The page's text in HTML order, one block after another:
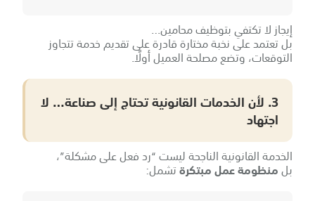
إيجاز لا تكتفي بتوظيف محامين…
بل تعتمد على نخبة مختارة قادرة على تقديم خدمة تتجاوز
التوقعات، وتضع مصلحة العميل أولًا.
3. لأن الخدمات القانونية تحتاج إلى صناعة… لا
اجتهاد
الخدمة القانونية الناجحة ليست “رد فعل على مشكلة”،
بلمنظومة عمل مبتكرةتشمل: